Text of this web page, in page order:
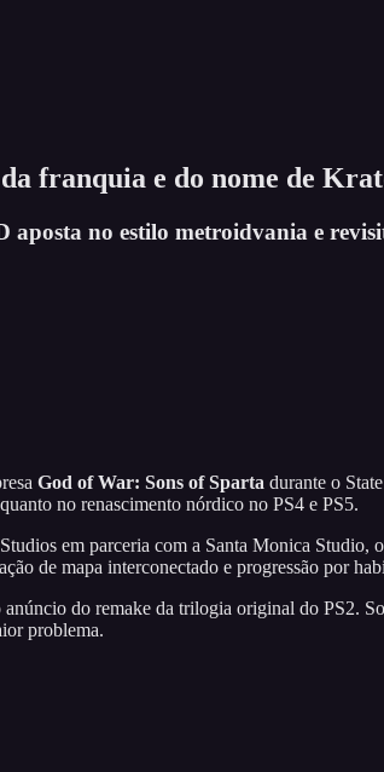
franquia e do nome de
aposta no estilo metroidvania e
God of War: Sons of Sparta durante o
no renascimento nórdico no PS4 e PS5.
em parceria com a Santa Monica Studio,
de mapa interconectado e progressão por
do remake da trilogia original do PS2.
problema.